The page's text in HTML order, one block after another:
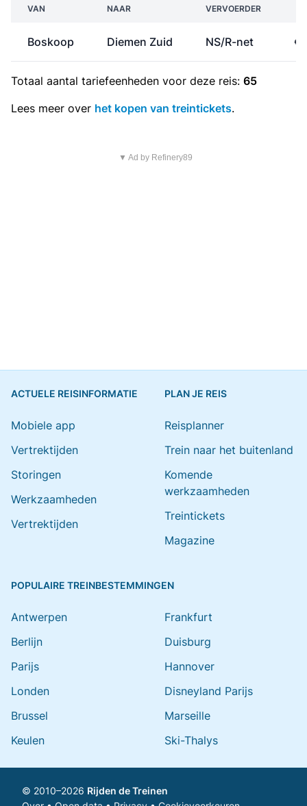
VAN NAAR VERVOERDER
Boskoop Diemen Zuid NS/R-net €
Totaal aantal tariefeenheden voor deze reis: 65
Lees meer over het kopen van treintickets.
▼ Ad by Refinery89
ACTUELE REISINFORMATIE
Mobiele app
Vertrektijden
Storingen
Werkzaamheden
Vertrektijden
PLAN JE REIS
Reisplanner
Trein naar het buitenland
Komende
werkzaamheden
Treintickets
Magazine
POPULAIRE TREINBESTEMMINGEN
Antwerpen
Berlijn
Parijs
Londen
Brussel
Keulen
Frankfurt
Duisburg
Hannover
Disneyland Parijs
Marseille
Ski-Thalys
© 2010–2026 Rijden de Treinen